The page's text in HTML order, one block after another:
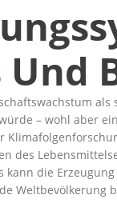
als
– wohl aber
des
die
Weltbevölkerung